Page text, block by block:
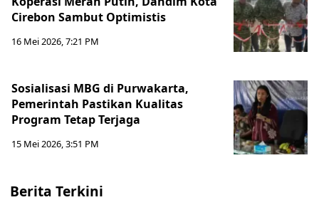
Cirebon Sambut Optimistis
16 Mei 2026, 7:21 PM
Sosialisasi MBG di Purwakarta,
Pemerintah Pastikan Kualitas
Program Tetap Terjaga
15 Mei 2026, 3:51 PM
Berita Terkini